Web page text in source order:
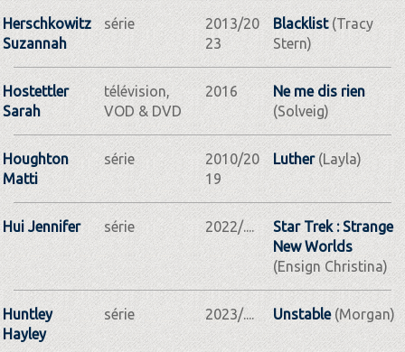
Herschkowitz
Suzannah
série
2013/20
23
Blacklist(Tracy
Stern)
Hostettler
Sarah
télévision,
VOD & DVD
2016
Ne me dis rien
(Solveig)
Houghton
Matti
série
2010/20
19
Luther(Layla)
Hui Jennifer série 2022/....
Star Trek : Strange
New Worlds
(Ensign Christina)
Huntley
Hayley
série 2023/.... Unstable(Morgan)